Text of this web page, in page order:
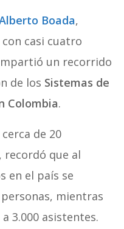
Boada,
casi cuatro
un recorrido
de los Sistemas de
Colombia.
de 20
recordó que al
en el país se
mientras
3.000 asistentes.